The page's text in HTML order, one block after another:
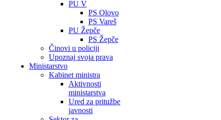
PU V
PS Olovo
PS Vareš
PU Žepče
PS Žepče
Činovi u policiji
Upoznaj svoja prava
Ministarstvo
Kabinet ministra
Aktivnosti
ministarstva
Ured za pritužbe
javnosti